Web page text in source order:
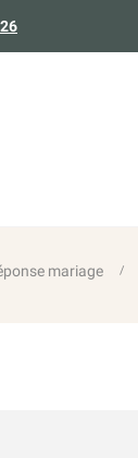
mariage